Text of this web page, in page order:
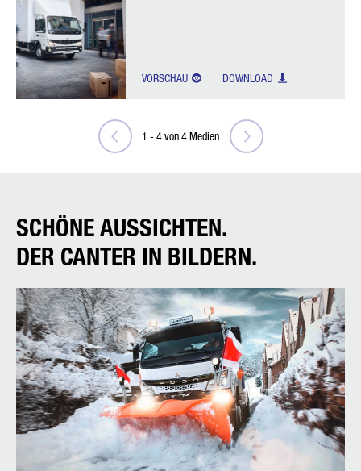
VORSCHAU DOWNLOAD
1 -4von4Medien
SCHÖNE AUSSICHTEN.
DER CANTER IN BILDERN.